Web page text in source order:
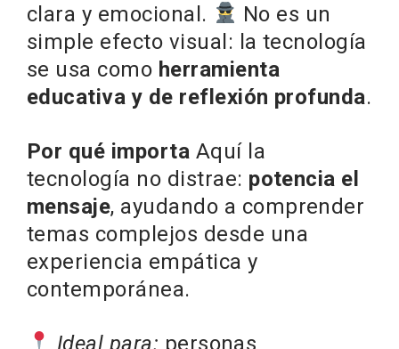
clara y emocional.
No es un
simple efecto visual: la tecnología
se usa como herramienta
educativa y de reflexión profunda.
Por qué importa Aquí la
tecnología no distrae: potencia el
mensaje, ayudando a comprender
temas complejos desde una
experiencia empática y
contemporánea.
Ideal para: personas